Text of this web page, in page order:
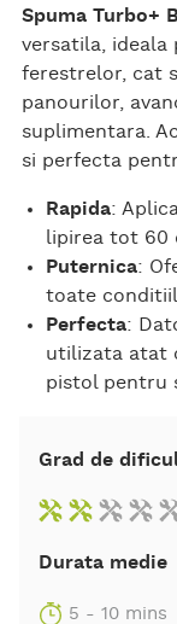
Spuma Turbo+
versatila,
ferestrelor, cat
panourilor,
suplimentara.
si perfecta
Rapida:
lipirea tot 60
Puternica:
toate
Perfecta:
utilizata atat
pistol pentru
Grad de
Durata medie
5 - 10 mins